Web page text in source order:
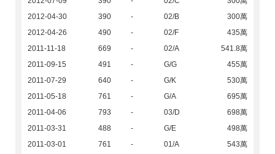
2012-04-30
390 - 02/B
300萬
2012-04-26
490 - 02/F
435萬
2011-11-18
669 - 02/A
541.8萬
2011-09-15
491 - G/G
455萬
2011-07-29
640 - G/K
530萬
2011-05-18
761 - G/A
695萬
2011-04-06
793 - 03/D
698萬
2011-03-31
488 - G/E
498萬
2011-03-01
761 - 01/A
543萬